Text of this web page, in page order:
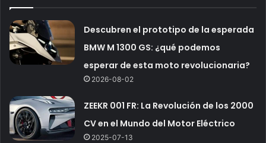
Descubren el prototipo de la esperada
BMW M 1300 GS: ¿qué podemos
esperar de esta moto revolucionaria?
2026-08-02
ZEEKR 001 FR: La Revolución de los 2000
CV en el Mundo del Motor Eléctrico
2025-07-13